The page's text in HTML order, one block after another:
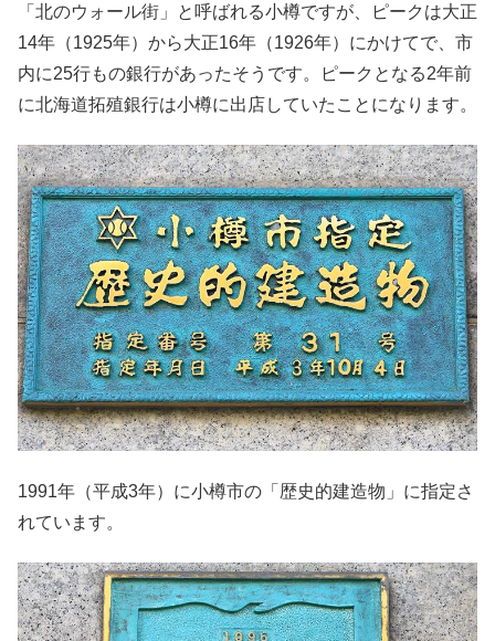
「北のウォール街」と呼ばれる小樽ですが、ピークは大正
14年（1925年）から大正16年（1926年）にかけてで、市
内に25行もの銀行があったそうです。ピークとなる2年前
に北海道拓殖銀行は小樽に出店していたことになります。
1991年（平成3年）に小樽市の「歴史的建造物」に指定さ
れています。